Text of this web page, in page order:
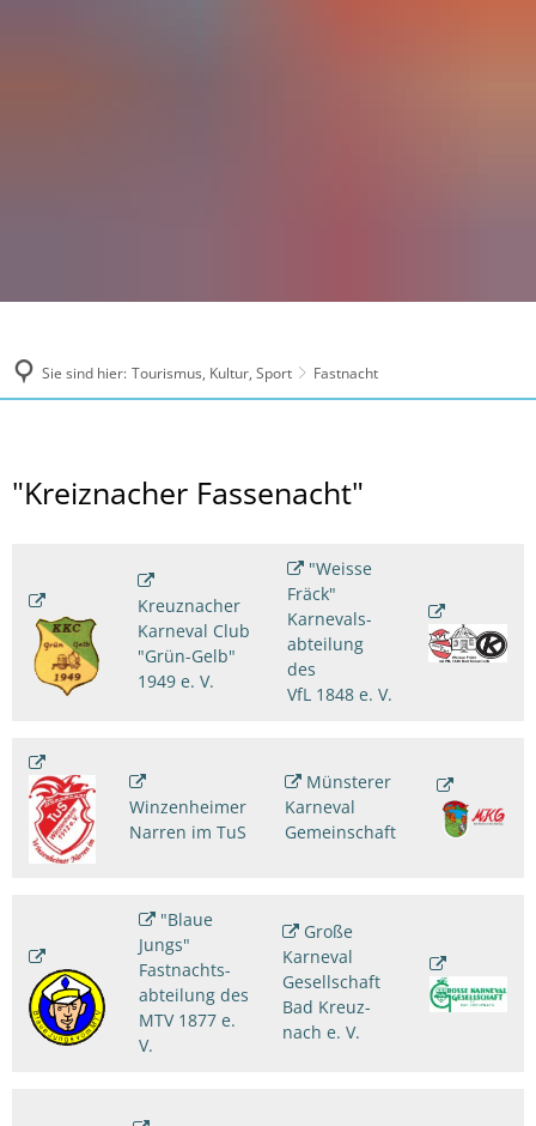
Sie sind hier: Tourismus, Kultur, Sport Fastnacht
Fastnacht
"Kreiznacher Fassenacht"
Kreuznacher
Karneval Club
"Grün-Gelb"
1949 e. V.
"Weisse
Fräck"
Karnevals-
abteilung
des
VfL 1848 e. V.
Winzenheimer
Narren im TuS
Münsterer
Karneval
Gemeinschaft
"Blaue
Jungs"
Fastnachts-
abteilung des
MTV 1877 e.
V.
Große
Karneval
Gesellschaft
Bad Kreuz-
nach e. V.